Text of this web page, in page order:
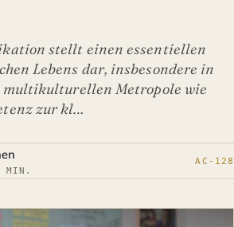
stellt einen essentiellen
Lebens dar, insbesondere in
multikulturellen Metropole wie
zur kl…
AC-128